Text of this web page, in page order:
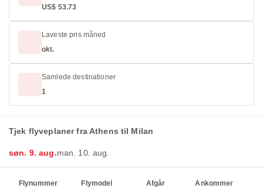
US$ 53.73
Laveste pris måned
okt.
Samlede destinationer
1
Tjek flyveplaner fra Athens til Milan
søn. 9. aug.man. 10. aug.
Flynummer Flymodel Afgår Ankommer